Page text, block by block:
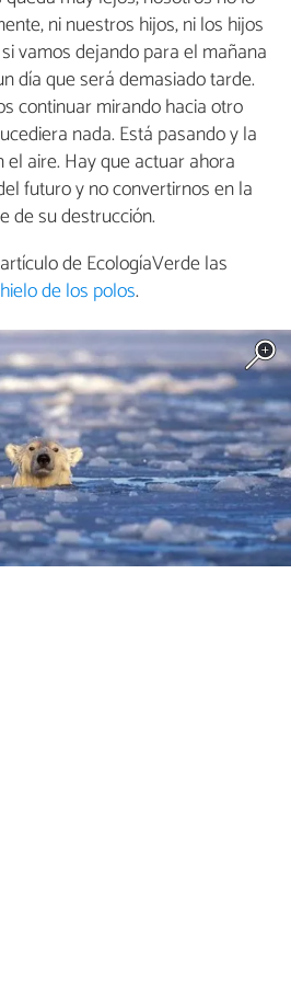
ni nuestros hijos, ni los hijos
vamos dejando para el mañana
día que será demasiado tarde.
continuar mirando hacia otro
nada. Está pasando y la
aire. Hay que actuar ahora
futuro y no convertirnos en la
de su destrucción.
de EcologíaVerde las
de los polos.